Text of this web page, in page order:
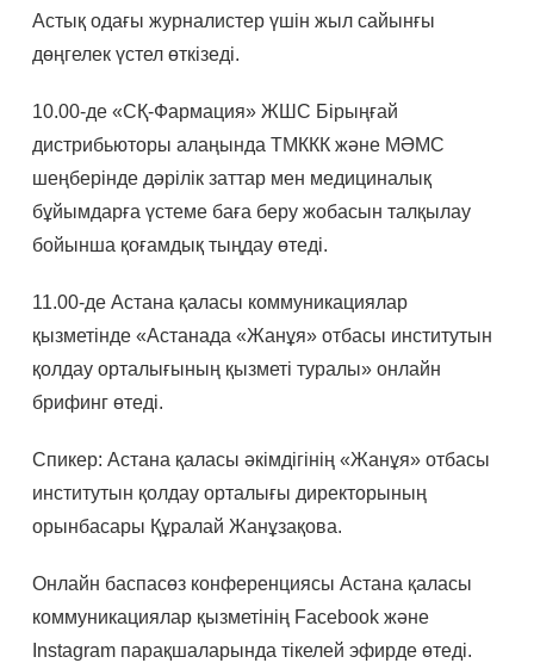
Астық одағы журналистер үшін жыл сайынғы
дөңгелек үстел өткізеді.
10.00-де «СҚ-Фармация» ЖШС Бірыңғай
дистрибьюторы алаңында ТМККК және МӘМС
шеңберінде дәрілік заттар мен медициналық
бұйымдарға үстеме баға беру жобасын талқылау
бойынша қоғамдық тыңдау өтеді.
11.00-де Астана қаласы коммуникациялар
қызметінде «Астанада «Жанұя» отбасы институтын
қолдау орталығының қызметі туралы» онлайн
брифинг өтеді.
Спикер: Астана қаласы әкімдігінің «Жанұя» отбасы
институтын қолдау орталығы директорының
орынбасары Құралай Жанұзақова.
Онлайн баспасөз конференциясы Астана қаласы
коммуникациялар қызметінің Facеbook және
Instagram парақшаларында тікелей эфирде өтеді.